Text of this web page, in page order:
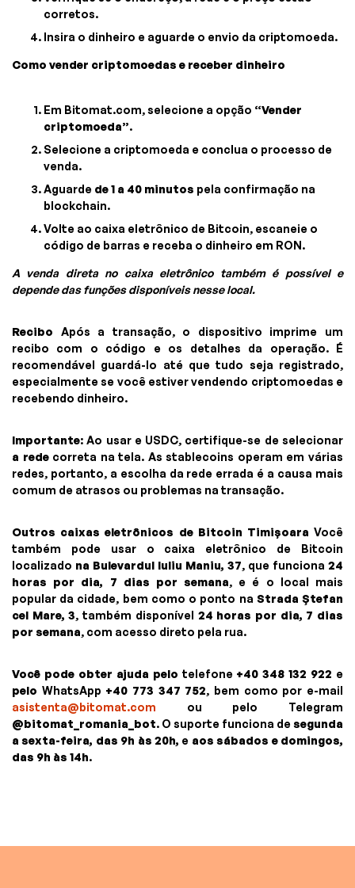
corretos.
Insira o dinheiro e aguarde o envio da criptomoeda.
Como vender criptomoedas e receber dinheiro
Em Bitomat.com, selecione a opção “Vender
criptomoeda”.
Selecione a criptomoeda e conclua o processo de
venda.
Aguarde de 1 a 40 minutos pela confirmação na
blockchain.
Volte ao caixa eletrônico de Bitcoin, escaneie o
código de barras e receba o dinheiro em RON.
A venda direta no caixa eletrônico também é possível e
depende das funções disponíveis nesse local.
Recibo Após a transação, o dispositivo imprime um
recibo com o código e os detalhes da operação. É
recomendável guardá-lo até que tudo seja registrado,
especialmente se você estiver vendendo criptomoedas e
recebendo dinheiro.
Importante: Ao usar e USDC, certifique-se de selecionar
a redecorreta na tela. As stablecoins operam em várias
redes, portanto, a escolha da rede errada é a causa mais
comum de atrasos ou problemas na transação.
Outros caixas eletrônicos de Bitcoin Timișoara Você
também pode usar o caixa eletrônico de Bitcoin
localizado na Bulevardul Iuliu Maniu, 37, que funciona 24
horas por dia, 7 dias por semana, e é o local mais
popular da cidade, bem como o ponto na Strada Ștefan
cel Mare, 3, também disponível 24 horas por dia, 7 dias
por semana, com acesso direto pela rua.
Você pode obter ajuda pelo telefone +40 348 132 922 e
pelo WhatsApp +40 773 347 752, bem como por e-mail
asistenta@bitomat.com ou pelo Telegram
@bitomat_romania_bot. O suporte funciona de segunda
a sexta-feira, das 9h às 20h, e aos sábados e domingos,
das 9h às 14h.